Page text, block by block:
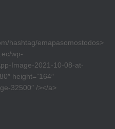
hashtag/emapasomostodos>
wp-
Image-2021-10-08-at-
height=”164″
32500″ /></a>